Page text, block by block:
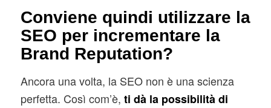
Conviene quindi utilizzare la
SEO per incrementare la
Brand Reputation?
Ancora una volta, la SEO non è una scienza
perfetta. Così com’è, ti dà la possibilità di